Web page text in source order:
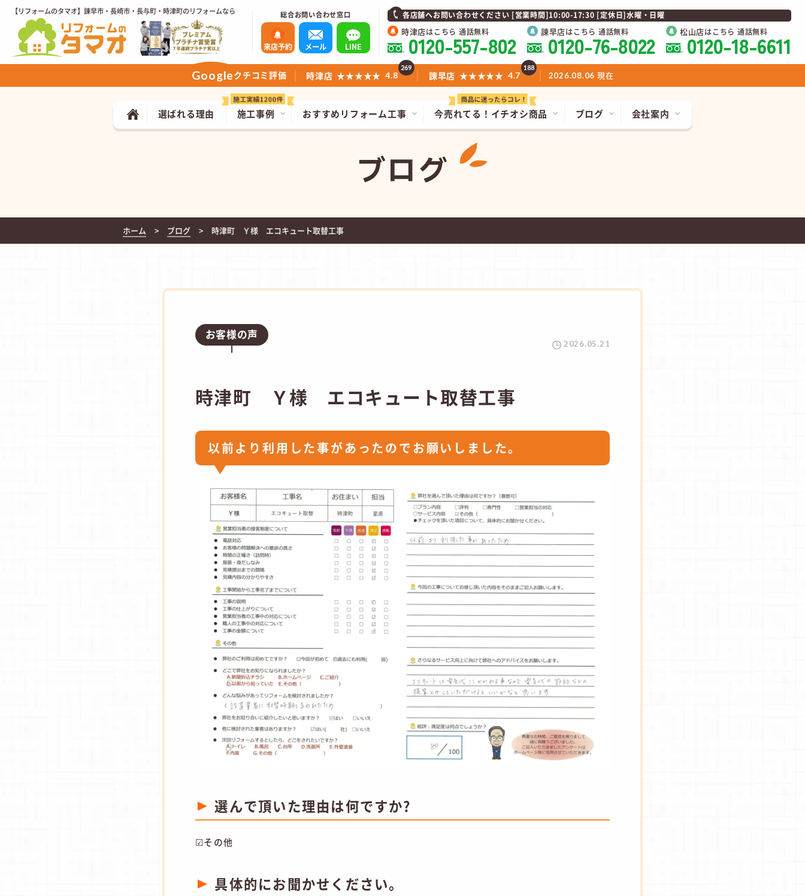
【リフォームのタマオ】諫早市・長崎市・長与町・時津町のリフォームなら 総合お問い合わせ窓口
来店予約 メール LINE
各店舗へお問い合わせください [営業時間]10:00-17:30 [定休日]水曜・日曜
時津店はこちら 通話無料
0120-557-802 諫早店はこちら 通話無料
0120-76-8022 松山店はこちら 通話無料
0120-18-6611
今売れてる！ イチオシ商品
施工事例 おすすめリフォーム工事
選ばれる理由 ブログ 会社案内
Googleクチコミ評価 時津店 ★★★★★ 4.8
269
諫早店 ★★★★★ 4.7
188
2026.08.06 現在
ブログ
ホーム ブログ 時津町 Ｙ様 エコキュート取替工事
お客様の声
2026.05.21
時津町 Ｙ様 エコキュート取替工事
以前より利用した事があったのでお願いしました。
選んで頂いた理由は何ですか?
☑その他
具体的にお聞かせください。